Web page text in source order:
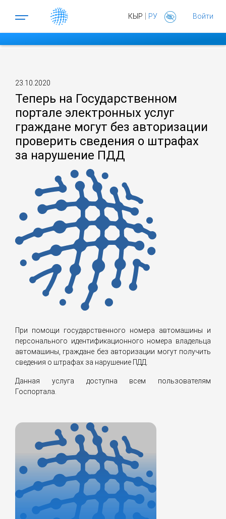
КЫР | РУ Войти
23.10.2020
Теперь на Государственном
портале электронных услуг
граждане могут без авторизации
проверить сведения о штрафах
за нарушение ПДД
При помощи государственного номера автомашины и
персонального идентификационного номера владельца
автомашины, граждане без авторизации могут получить
сведения о штрафах за нарушение ПДД.
Данная услуга доступна всем пользователям
Госпортала.